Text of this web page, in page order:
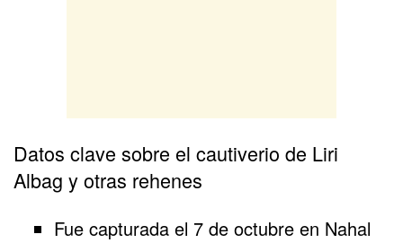
Datos clave sobre el cautiverio de Liri
Albag y otras rehenes
Fue capturada el 7 de octubre en Nahal